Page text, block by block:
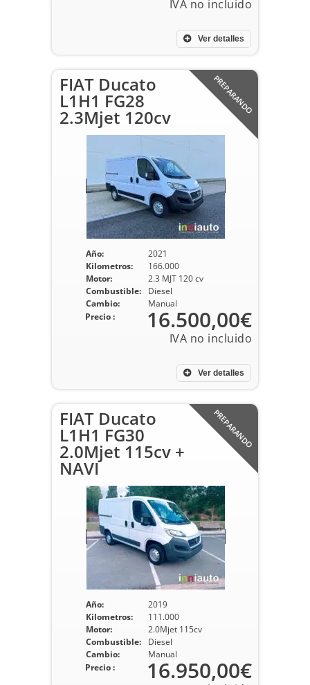
Ver detalles
PREPARANDO
FIAT Ducato
L1H1 FG28
2.3Mjet 120cv
Año:
2021
Kilometros:
166.000
Motor:
2.3 MJT 120 cv
Combustible:
Diesel
Cambio:
Manual
Ver detalles
Precio : 16.500,00€
PREPARANDO
FIAT Ducato
L1H1 FG30
2.0Mjet 115cv +
NAVI
Año:
2019
Kilometros:
111.000
Motor:
2.0Mjet 115cv
Combustible:
Diesel
Cambio:
Manual
Precio : 16.950,00€